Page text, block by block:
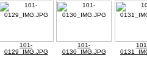
101-
0129_IMG.JPG
101-
0130_IMG.JPG